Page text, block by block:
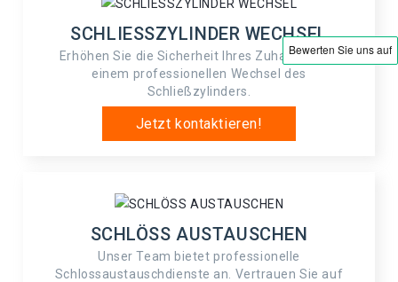
SCHLIESSZYLINDER WECHSEL
Erhöhen Sie die Sicherheit Ihres Zuhauses mit
einem professionellen Wechsel des
Schließzylinders.
Jetzt kontaktieren!
SCHLÖSS AUSTAUSCHEN
Unser Team bietet professionelle
Schlossaustauschdienste an. Vertrauen Sie auf